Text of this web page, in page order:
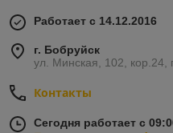
Работает с 14.12.2016
г. Бобруйск
ул. Минская, 102, кор.24,
Контакты
Сегодня работает с